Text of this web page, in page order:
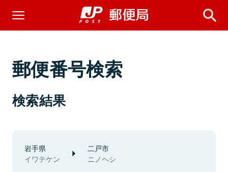
郵便番号検索
検索結果
岩手県
イワテケン
二戸市
ニノヘシ